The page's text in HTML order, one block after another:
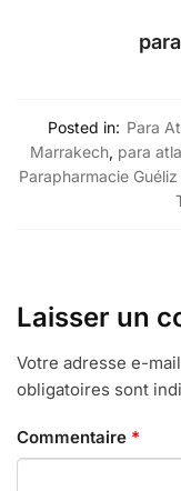
Posted in: Para
Marrakech, para
Parapharmacie
Laisser un
Votre adresse e-
obligatoires sont
Commentaire *